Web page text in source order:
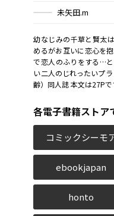
未矢田.m
幼なじみの千草と賢太
めるがお互いに恋心を
で恋人のふりをする…
い二人のじれったいプ
齢）同人誌 本文は27Pで
各電子書籍ストア
コミックシーモ
ebookjapan
honto